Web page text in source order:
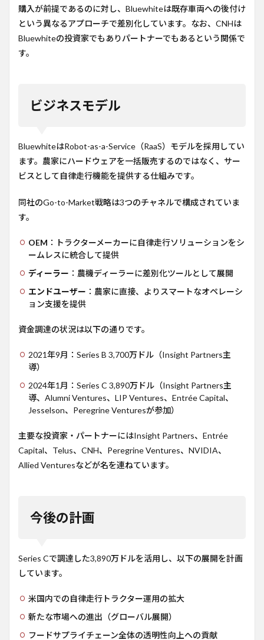
購入が前提であるのに対し、Bluewhiteは既存車両への後付け
という異なるアプローチで差別化しています。なお、CNHは
Bluewhiteの投資家でもありパートナーでもあるという関係で
す。
ビジネスモデル
BluewhiteはRobot-as-a-Service（RaaS）モデルを採用してい
ます。農家にハードウェアを一括販売するのではなく、サー
ビスとして自律走行機能を提供する仕組みです。
同社のGo-to-Market戦略は3つのチャネルで構成されていま
す。
OEM ：トラクターメーカーに自律走行ソリューションをシ
ームレスに統合して提供
ディーラー ：農機ディーラーに差別化ツールとして展開
エンドユーザー ：農家に直接、よりスマートなオペレーシ
ョン支援を提供
資金調達の状況は以下の通りです。
2021年9月：Series B 3,700万ドル（Insight Partners主
導）
2024年1月：Series C 3,890万ドル（Insight Partners主
導、Alumni Ventures、LIP Ventures、Entrée Capital、
Jesselson、Peregrine Venturesが参加）
主要な投資家・パートナーにはInsight Partners、Entrée
Capital、Telus、CNH、Peregrine Ventures、NVIDIA、
Allied Venturesなどが名を連ねています。
今後の計画
Series Cで調達した3,890万ドルを活用し、以下の展開を計画
しています。
米国内での自律走行トラクター運用の拡大
新たな市場への進出（グローバル展開）
フードサプライチェーン全体の透明性向上への貢献